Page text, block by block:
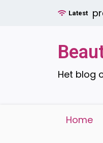
Latest
stijlvol én
Het blog
Home